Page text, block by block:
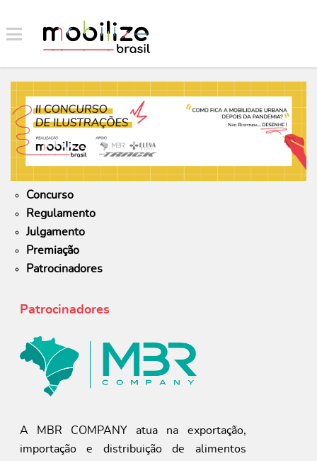
Concurso
Regulamento
Julgamento
Premiação
Patrocinadores
Patrocinadores
A MBR COMPANY atua na exportação,
importação e distribuição de alimentos